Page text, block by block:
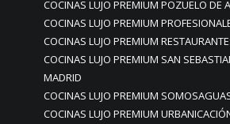
COCINAS LUJO PREMIUM POZUELO DE
COCINAS LUJO PREMIUM
COCINAS LUJO PREMIUM
COCINAS LUJO PREMIUM SAN
MADRID
COCINAS LUJO PREMIUM
COCINAS LUJO PREMIUM